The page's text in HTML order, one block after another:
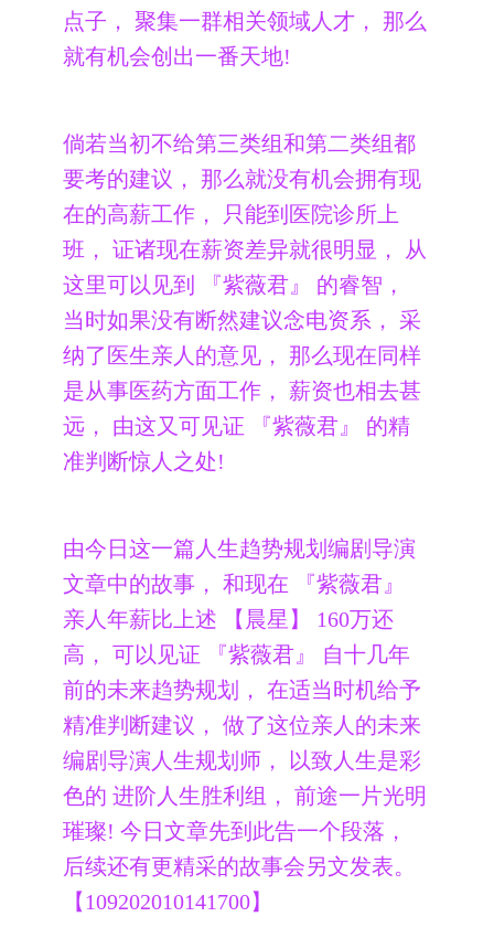
点子， 聚集一群相关领域人才， 那么
就有机会创出一番天地!
倘若当初不给第三类组和第二类组都
要考的建议， 那么就没有机会拥有现
在的高薪工作， 只能到医院诊所上
班， 证诸现在薪资差异就很明显， 从
这里可以见到 『紫薇君』 的睿智，
当时如果没有断然建议念电资系， 采
纳了医生亲人的意见， 那么现在同样
是从事医药方面工作， 薪资也相去甚
远， 由这又可见证 『紫薇君』 的精
准判断惊人之处!
由今日这一篇人生趋势规划编剧导演
文章中的故事， 和现在 『紫薇君』
亲人年薪比上述 【晨星】 160万还
高， 可以见证 『紫薇君』 自十几年
前的未来趋势规划， 在适当时机给予
精准判断建议， 做了这位亲人的未来
编剧导演人生规划师， 以致人生是彩
色的 进阶人生胜利组， 前途一片光明
璀璨! 今日文章先到此告一个段落，
后续还有更精采的故事会另文发表。
【109202010141700】